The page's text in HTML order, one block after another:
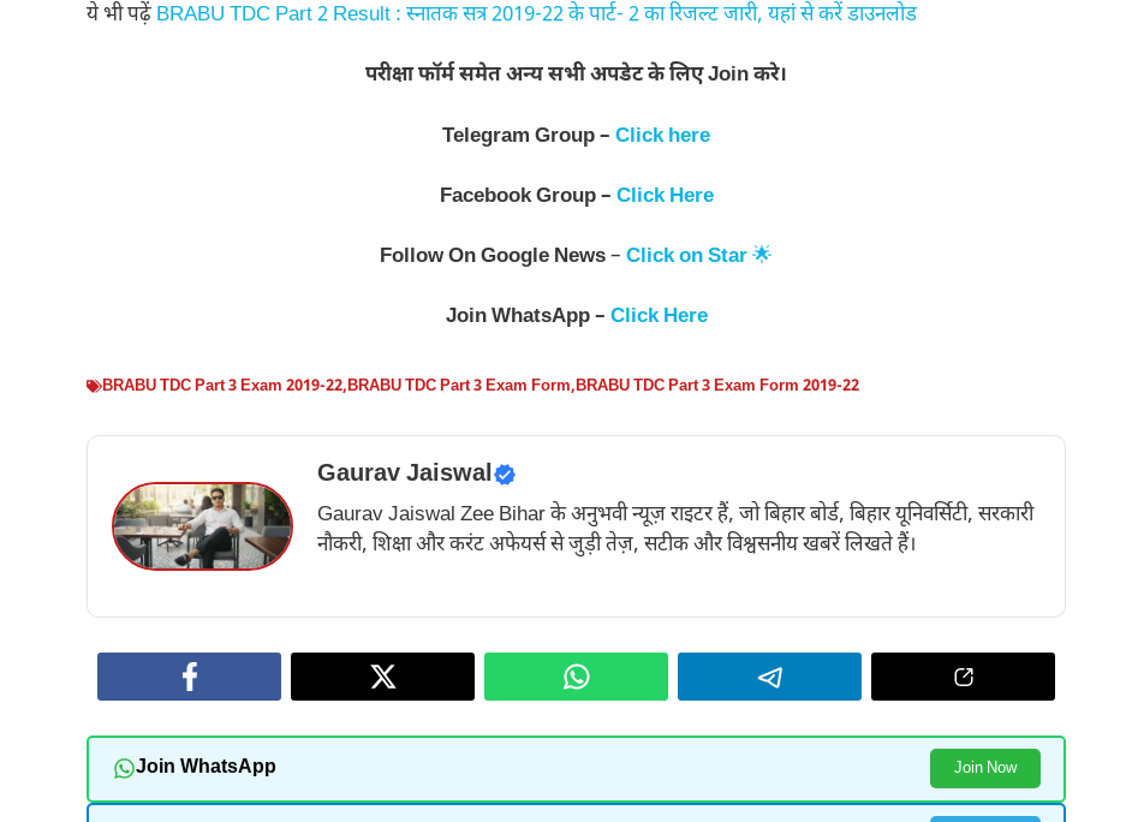
ये भी पढ़ें BRABU TDC Part 2 Result : स्नातक सत्र 2019-22 के पार्ट- 2 का रिजल्ट जारी, यहां से करें डाउनलोड
परीक्षा फॉर्म समेत अन्य सभी अपडेट के लिए Join करे।
Telegram Group – Click here
Facebook Group – Click Here
Follow OnGoogle News– Click on Star🌟
Join WhatsApp – Click Here
BRABU TDC Part 3 Exam 2019-22,BRABU TDC Part 3 Exam Form,BRABU TDC Part 3 Exam Form 2019-22
Gaurav Jaiswal
Gaurav Jaiswal Zee Bihar के अनुभवी न्यूज़ राइटर हैं, जो बिहार बोर्ड, बिहार यूनिवर्सिटी, सरकारी
नौकरी, शिक्षा और करंट अफेयर्स से जुड़ी तेज़, सटीक और विश्वसनीय खबरें लिखते हैं।
Join WhatsApp Join Now